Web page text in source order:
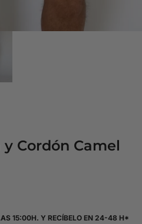
Cordón Camel
15:00H. Y RECÍBELO EN 24-48 H*